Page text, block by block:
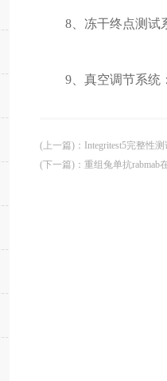
8、冻干终点测试系
9、真空调节系统：
(上一篇) ：
Integritest5完整性
(下一篇) ： 重组兔单抗rabmab